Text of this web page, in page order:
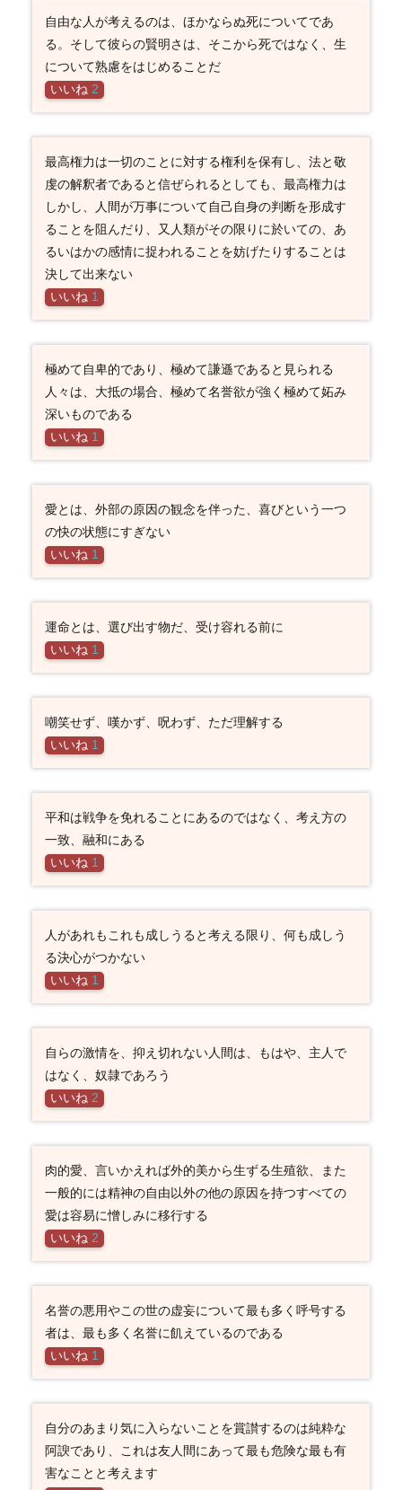
自由な人が考えるのは、ほかならぬ死についてであ
る。そして彼らの賢明さは、そこから死ではなく、生
について熟慮をはじめることだ
いいね 2
最高権力は一切のことに対する権利を保有し、法と敬
虔の解釈者であると信ぜられるとしても、最高権力は
しかし、人間が万事について自己自身の判断を形成す
ることを阻んだり、又人類がその限りに於いての、あ
るいはかの感情に捉われることを妨げたりすることは
決して出来ない
いいね 1
極めて自卑的であり、極めて謙遜であると見られる
人々は、大抵の場合、極めて名誉欲が強く極めて妬み
深いものである
いいね 1
愛とは、外部の原因の観念を伴った、喜びという一つ
の快の状態にすぎない
いいね 1
運命とは、選び出す物だ、受け容れる前に
いいね 1
嘲笑せず、嘆かず、呪わず、ただ理解する
いいね 1
平和は戦争を免れることにあるのではなく、考え方の
一致、融和にある
いいね 1
人があれもこれも成しうると考える限り、何も成しう
る決心がつかない
いいね 1
自らの激情を、抑え切れない人間は、もはや、主人で
はなく、奴隷であろう
いいね 2
肉的愛、言いかえれば外的美から生ずる生殖欲、また
一般的には精神の自由以外の他の原因を持つすべての
愛は容易に憎しみに移行する
いいね 2
名誉の悪用やこの世の虚妄について最も多く呼号する
者は、最も多く名誉に飢えているのである
いいね 1
自分のあまり気に入らないことを賞讃するのは純粋な
阿諛であり、これは友人間にあって最も危険な最も有
害なことと考えます